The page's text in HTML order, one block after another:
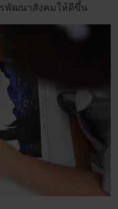
พัฒนาสังคมให้ดีขึ้น